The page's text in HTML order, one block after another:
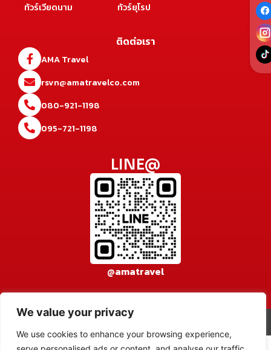
We value your privacy
We use cookies to enhance your browsing experience,
ทัวร์เวียดนาม
ทัวร์ยุโรป
ติดต่อเรา
AMA Travel
rsvn@amatravelco.com
080-921-1198
095-721-1198
LINE@
@amatravel
© 2026 AMA TRAVEL CO., LTD. All rights reserved.